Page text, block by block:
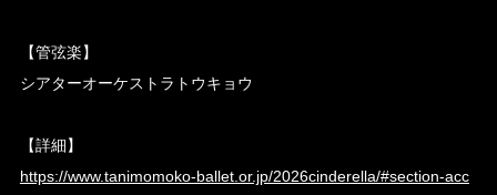
【管弦楽】
シアターオーケストラトウキョウ
【詳細】
https://www.tanimomoko-ballet.or.jp/2026cinderella/#section-acc